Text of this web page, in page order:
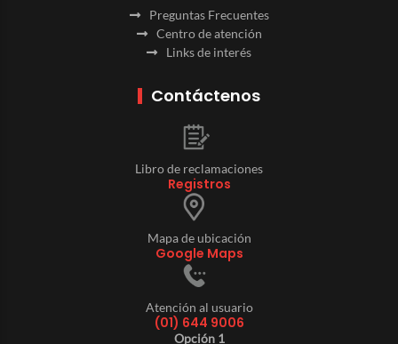
Preguntas Frecuentes
Centro de atención
Links de interés
Contáctenos
Libro de reclamaciones
Registros
Mapa de ubicación
Google Maps
Atención al usuario
(01) 644 9006
Opción 1